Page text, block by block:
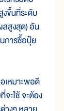
ขึ้นที่ระดับ
ลสูงสุด) อัน
นการซื้อปุ๋ย
หมาะพอดี
ะใช้ จะต้อง